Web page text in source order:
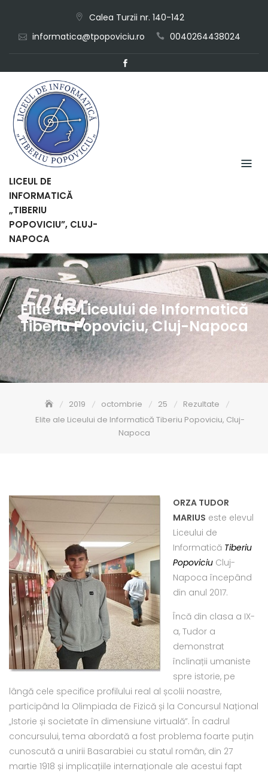
content
Calea Turzii nr. 140-142
informatica@tpopoviciu.ro
0040264438024
LICEUL DE
INFORMATICĂ
„TIBERIU
POPOVICIU”, CLUJ-
NAPOCA
Elite ale Liceului de Informatică
Tiberiu Popoviciu, Cluj-Napoca
2019 octombrie 25
Rezultate
Elite ale Liceului de Informatică Tiberiu Popoviciu, Cluj-
Napoca
ORZA TUDOR
MARIUS este elevul
Liceului de
Informatică Tiberiu
Popoviciu Cluj-
Napoca începând
din anul 2017.
Încă din clasa a IX-
a, Tudor a
demonstrat
înclinații umaniste
spre istorie, pe
lângă cele specifice profilului real al școlii noastre,
participând la Olimpiada de Fizică și la Concursul Național
„Istorie și societate în dimensiune virtuală”. În cadrul
concursului, tema abordată a fost problema foarte puțin
cunoscută a unirii Basarabiei cu statul român, din 27
martie 1918 și implicațiile internaționale ale acestui fapt